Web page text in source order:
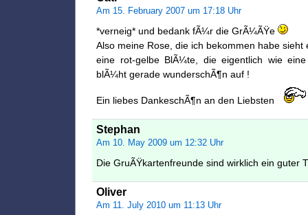
Am 15. February 2007 um 17:18 Uhr
*verneig* und bedank fÃ¼r die GrÃ¼ÃŸe
Also meine Rose, die ich bekommen habe
eine rot-gelbe BlÃ¼te, die eigentlich wie
blÃ¼ht gerade wunderschÃ¶n auf !
Ein liebes DankeschÃ¶n an den Liebsten
Stephan
Am 10. May 2009 um 12:32 Uhr
Die GruÃŸkartenfreunde sind wirklich ein guter
Oliver
Am 11. July 2010 um 11:13 Uhr